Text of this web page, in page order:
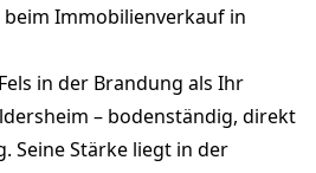
Immobilienverkauf in
in der Brandung als Ihr
– bodenständig, direkt
Seine Stärke liegt in der